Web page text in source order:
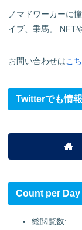
ノマドワーカーに
イブ、乗馬。 NFT
お問い合わせはこ
Twitterでも情
Count per Day
総閲覧数: